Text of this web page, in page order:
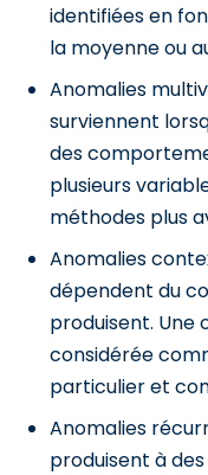
identifiées en
la moyenne ou
Anomalies
surviennent
des
plusieurs
méthodes plus
Anomalies
dépendent du
produisent.
considérée
particulier et
Anomalies
produisent à